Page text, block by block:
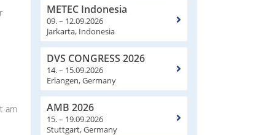
am
METEC Indonesia
09. – 12.09.2026
Jarkarta, Indonesia
DVS CONGRESS 2026
14. – 15.09.2026
Erlangen, Germany
AMB 2026
15. – 19.09.2026
Stuttgart, Germany